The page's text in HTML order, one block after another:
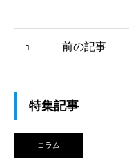
前の記事
特集記事
コラム